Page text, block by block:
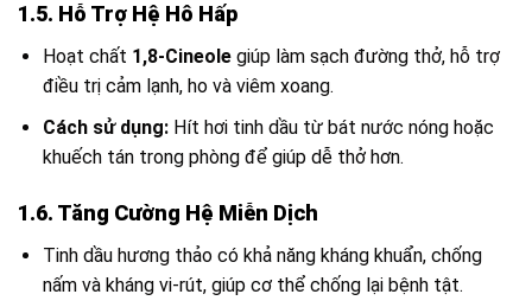
1.5. Hỗ Trợ Hệ Hô Hấp
Hoạt chất 1,8-Cineolegiúp làm sạch đường thở, hỗ trợ
điều trị cảm lạnh, ho và viêm xoang.
Cách sử dụng:Hít hơi tinh dầu từ bát nước nóng hoặc
khuếch tán trong phòng để giúp dễ thở hơn.
1.6. Tăng Cường Hệ Miễn Dịch
Tinh dầu hương thảo có khả năng kháng khuẩn, chống
nấm và kháng vi-rút, giúp cơ thể chống lại bệnh tật.